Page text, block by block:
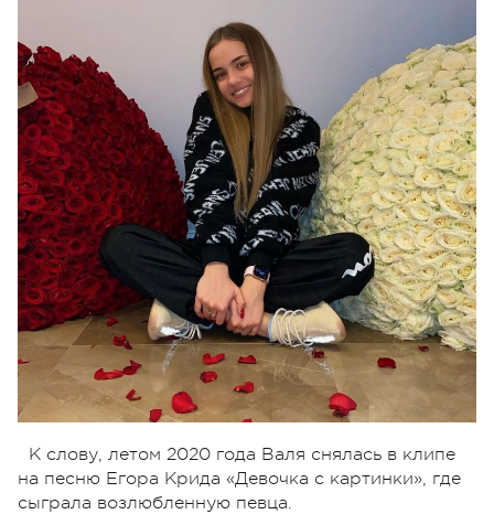
К слову, летом 2020 года Валя снялась в клипе
на песню Егора Крида «Девочка с картинки», где
сыграла возлюбленную певца.